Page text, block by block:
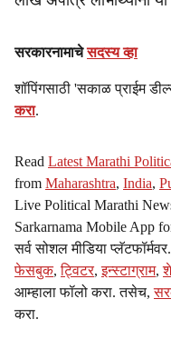
सरकारनामाचेसदस्य व्हा
शॉपिंगसाठी 'सकाळ प्राईम
करा.
Read Latest Marathi
from Maharashtra, India,
Live Political Marathi
Sarkarnama Mobile App
सर्व सोशल मीडिया
फेसबुक,ट्विटर,इन्स्टाग्राम,
आम्हाला फॉलो करा. तसेच,
करा.